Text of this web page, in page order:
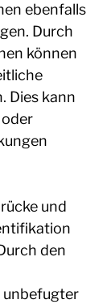
ebenfalls
Durch
können
Dies kann
und
den
unbefugter